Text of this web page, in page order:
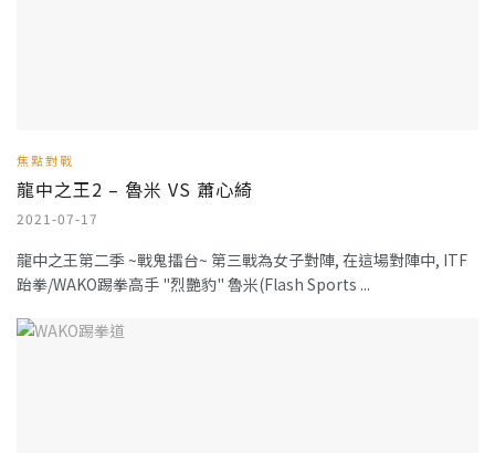
焦點對戰
龍中之王2 – 魯米 VS 蕭心綺
2021-07-17
龍中之王第二季 ~戰鬼擂台~ 第三戰為女子對陣, 在這場對陣中, ITF
跆拳/WAKO踢拳高手 "烈艷豹" 魯米(Flash Sports ...